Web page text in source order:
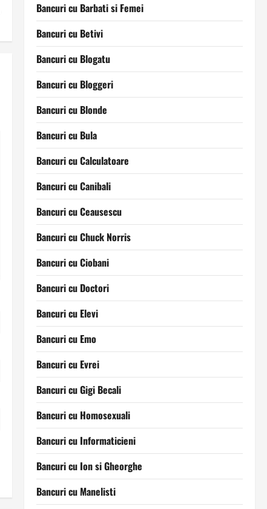
Bancuri cu Barbati si Femei
Bancuri cu Betivi
Bancuri cu Blogatu
Bancuri cu Bloggeri
Bancuri cu Blonde
Bancuri cu Bula
Bancuri cu Calculatoare
Bancuri cu Canibali
Bancuri cu Ceausescu
Bancuri cu Chuck Norris
Bancuri cu Ciobani
Bancuri cu Doctori
Bancuri cu Elevi
Bancuri cu Emo
Bancuri cu Evrei
Bancuri cu Gigi Becali
Bancuri cu Homosexuali
Bancuri cu Informaticieni
Bancuri cu Ion si Gheorghe
Bancuri cu Manelisti